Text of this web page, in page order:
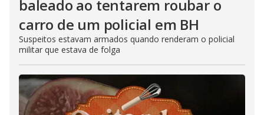
baleado ao tentarem roubar o
carro de um policial em BH
Suspeitos estavam armados quando renderam o policial
militar que estava de folga